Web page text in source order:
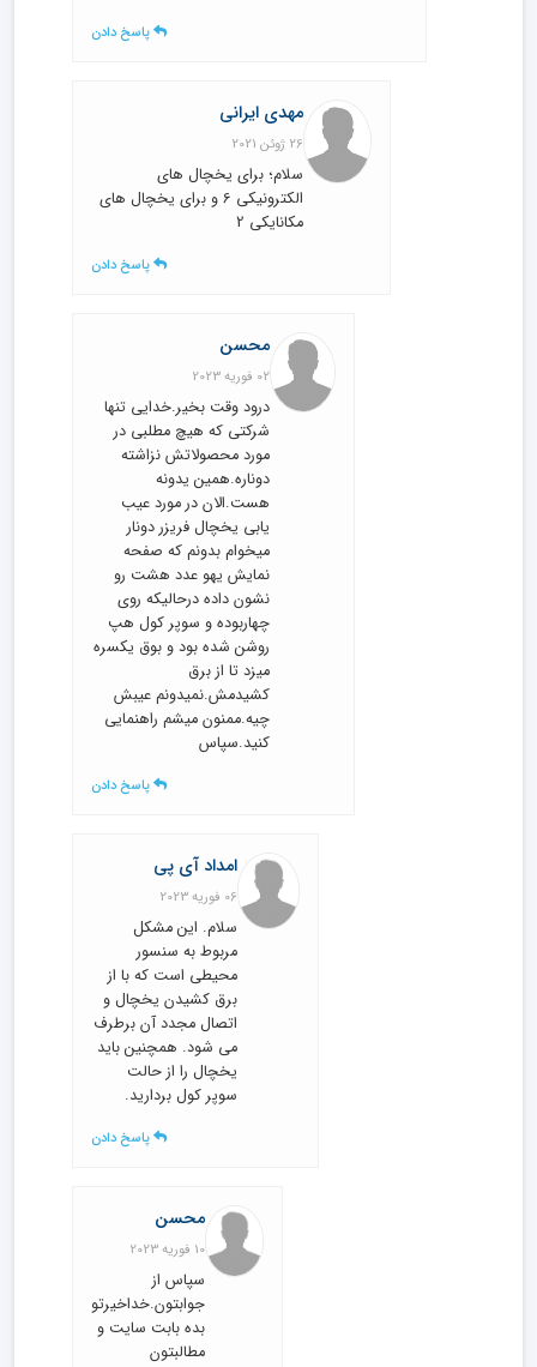
پاسخ دادن
مهدی ایرانی
26 ژوئن 2021
سلام؛ برای یخچال های
الکترونیکی 6 و برای یخچال های
مکانایکی 2
پاسخ دادن
محسن
02 فوریه 2023
درود وقت بخیر.خدایی تنها
شرکتی که هیچ مطلبی در
مورد محصولاتش نزاشته
دوناره.همین یدونه
هست.الان در مورد عیب
یابی یخچال فریزر دونار
میخوام بدونم که صفحه
نمایش یهو عدد هشت رو
نشون داده درحالیکه روی
چهاربوده و سوپر کول هپ
روشن شده بود و بوق یکسره
میزد تا از برق
کشیدمش.نمیدونم عیبش
چیه.ممنون میشم راهنمایی
کنید.سپاس
پاسخ دادن
امداد آی پی
06 فوریه 2023
سلام. این مشکل
مربوط به سنسور
محیطی است که با از
برق کشیدن یخچال و
اتصال مجدد آن برطرف
می شود. همچنین باید
یخچال را از حالت
سوپر کول بردارید.
پاسخ دادن
محسن
10 فوریه 2023
سپاس از
جوابتون.خداخیرتون
بده بابت سایت و
مطالبتون